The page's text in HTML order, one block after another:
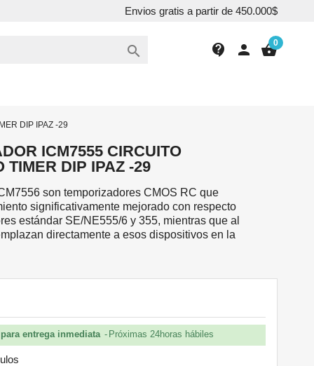
Envios gratis a partir de 450.000$
 contact_support person shopping_basket
0
DIP IPAZ -29
ICM7555 CIRCUITO
TIMER DIP IPAZ -29
son temporizadores CMOS RC que
significativamente mejorado con respecto
estándar SE/NE555/6 y 355, mientras que al
directamente a esos dispositivos en la
entrega inmediata Próximas 24horas hábiles